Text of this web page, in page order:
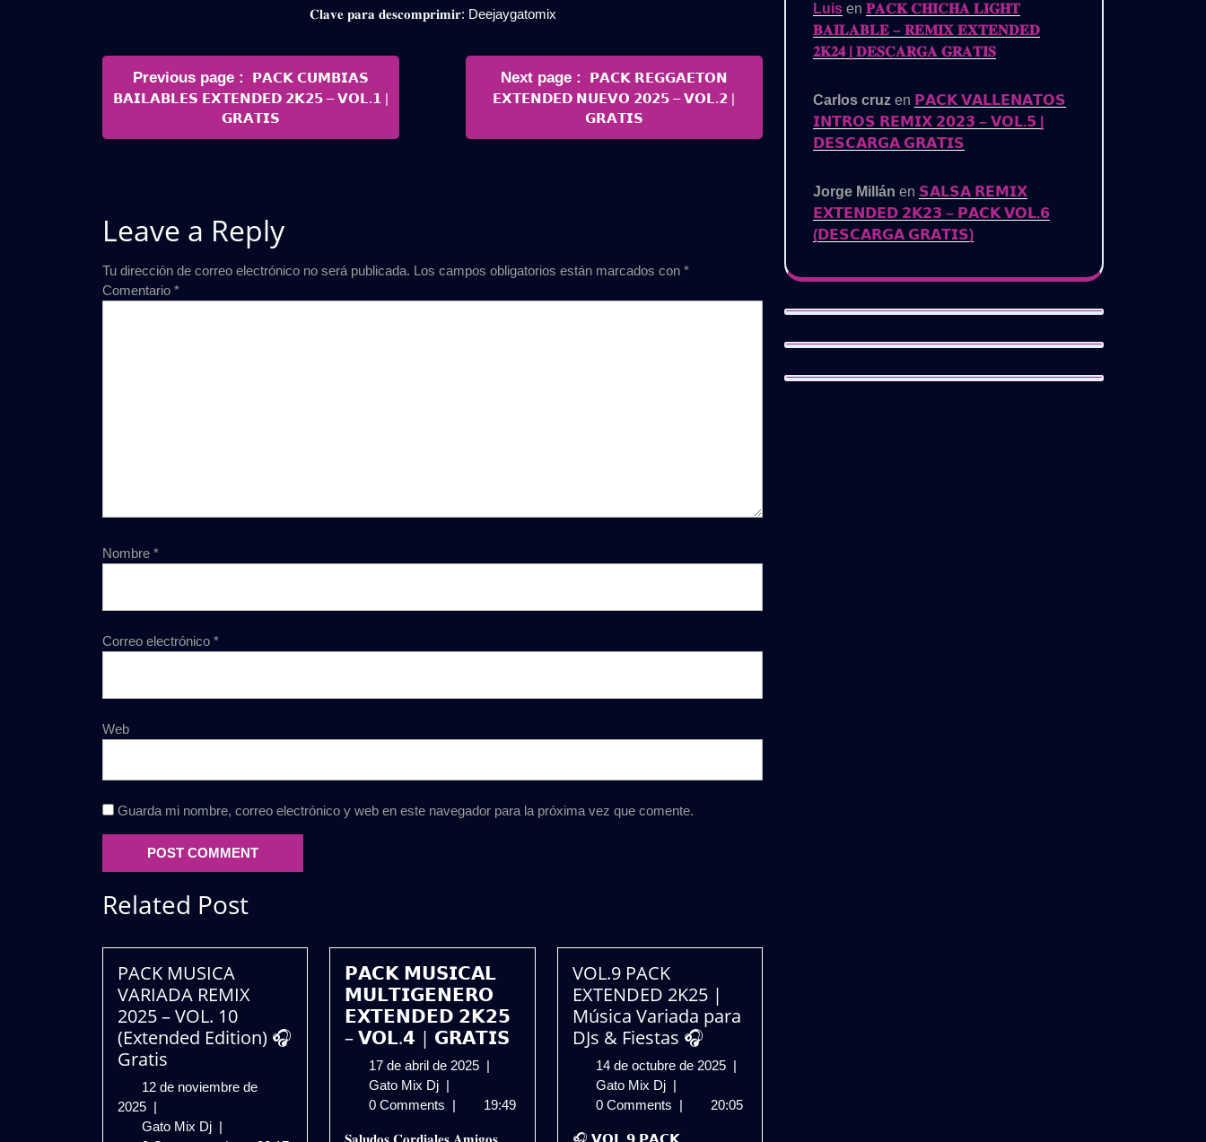
𝐂𝐥𝐚𝐯𝐞 𝐩𝐚𝐫𝐚 𝐝𝐞𝐬𝐜𝐨𝐦𝐩𝐫𝐢𝐦𝐢𝐫: Deejaygatomix
Navegación
de
entradas
Previous page
Older
Posts
𝗣𝗔𝗖𝗞 𝗖𝗨𝗠𝗕𝗜𝗔𝗦
𝗕𝗔𝗜𝗟𝗔𝗕𝗟𝗘𝗦 𝗘𝗫𝗧𝗘𝗡𝗗𝗘𝗗 𝟮𝗞𝟮𝟱 – 𝗩𝗢𝗟.𝟭 |
𝗚𝗥𝗔𝗧𝗜𝗦
Next page
Newer
Posts
𝗣𝗔𝗖𝗞 𝗥𝗘𝗚𝗚𝗔𝗘𝗧𝗢𝗡
𝗘𝗫𝗧𝗘𝗡𝗗𝗘𝗗 𝗡𝗨𝗘𝗩𝗢 𝟮𝟬𝟮𝟱 – 𝗩𝗢𝗟.𝟮 |
𝗚𝗥𝗔𝗧𝗜𝗦
Leave a Reply
Tu dirección de correo electrónico no será publicada. Los campos obligatorios están marcados con *
Comentario *
Nombre *
Correo electrónico *
Web
Guarda mi nombre, correo electrónico y web en este navegador para la próxima vez que comente.
Related Post
PACK MUSICA
VARIADA REMIX
2025 – VOL. 10
(Extended Edition) 🎧
Gratis
12 de noviembre de
2025 12
de
|
Gato Mix Dj PACK
|
𝗣𝗔𝗖𝗞 𝗠𝗨𝗦𝗜𝗖𝗔𝗟
𝗠𝗨𝗟𝗧𝗜𝗚𝗘𝗡𝗘𝗥𝗢
𝗘𝗫𝗧𝗘𝗡𝗗𝗘𝗗 𝟮𝗞𝟮𝟱
– 𝗩𝗢𝗟.𝟰 | 𝗚𝗥𝗔𝗧𝗜𝗦
17 de abril de 2025 17
abril
|
Gato Mix Dj 𝗣𝗔𝗖𝗞
𝗠𝗨𝗦𝗜𝗖𝗔𝗟
|
0 Comments | 19:49
𝐒𝐚𝐥𝐮𝐝𝐨𝐬 𝐂𝐨𝐫𝐝𝐢𝐚𝐥𝐞𝐬 𝐀𝐦𝐢𝐠𝐨𝐬
VOL.9 PACK
EXTENDED 2K25 |
Música Variada para
DJs & Fiestas 🎧
14 de octubre de 2025 14
octubre
|
Gato Mix Dj VOL.9
PACK
|
0 Comments | 20:05
🎧 𝗩𝗢𝗟.𝟵 𝗣𝗔𝗖𝗞
Luis en 𝐏𝐀𝐂𝐊 𝐂𝐇𝐈𝐂𝐇𝐀 𝐋𝐈𝐆𝐇𝐓
𝐁𝐀𝐈𝐋𝐀𝐁𝐋𝐄 – 𝐑𝐄𝐌𝐈𝐗 𝐄𝐗𝐓𝐄𝐍𝐃𝐄𝐃
𝟐𝐊𝟐𝟒 | 𝐃𝐄𝐒𝐂𝐀𝐑𝐆𝐀 𝐆𝐑𝐀𝐓𝐈𝐒
Carlos cruz en 𝗣𝗔𝗖𝗞 𝗩𝗔𝗟𝗟𝗘𝗡𝗔𝗧𝗢𝗦
𝗜𝗡𝗧𝗥𝗢𝗦 𝗥𝗘𝗠𝗜𝗫 𝟮𝟬𝟮𝟯 – 𝗩𝗢𝗟.𝟱 |
𝗗𝗘𝗦𝗖𝗔𝗥𝗚𝗔 𝗚𝗥𝗔𝗧𝗜𝗦
Jorge Millán en 𝗦𝗔𝗟𝗦𝗔 𝗥𝗘𝗠𝗜𝗫
𝗘𝗫𝗧𝗘𝗡𝗗𝗘𝗗 𝟮𝗞𝟮𝟯 – 𝗣𝗔𝗖𝗞 𝗩𝗢𝗟.𝟲
(𝗗𝗘𝗦𝗖𝗔𝗥𝗚𝗔 𝗚𝗥𝗔𝗧𝗜𝗦)